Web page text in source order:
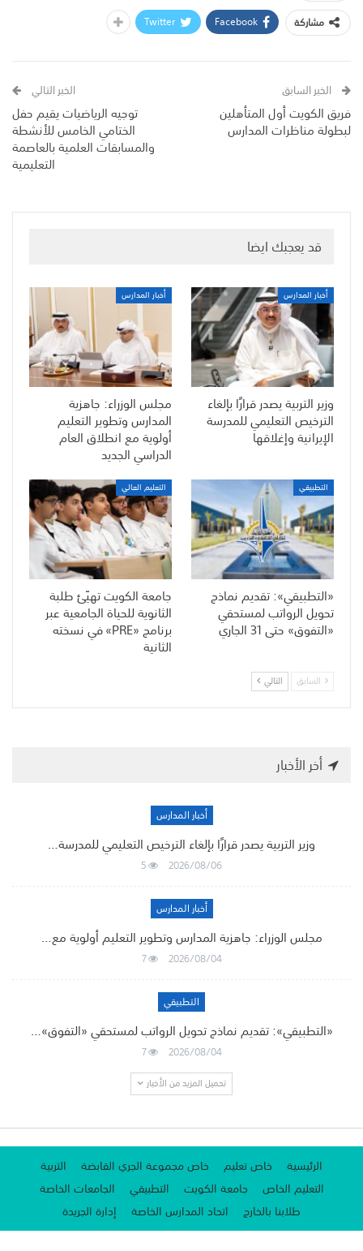
مشاركة
Facebook
Twitter
الخبر السابق
فريق الكويت أول المتأهلين
لبطولة مناظرات المدارس
الخبر التالي
توجيه الرياضيات يقيم حفل
الختامي الخامس للأنشطة
والمسابقات العلمية بالعاصمة
التعليمية
قد يعجبك ايضا
أخبار المدارس
وزير التربية يصدر قرارًا بإلغاء
الترخيص التعليمي للمدرسة
الإيرانية وإغلاقها
أخبار المدارس
مجلس الوزراء: جاهزية
المدارس وتطوير التعليم
أولوية مع انطلاق العام
الدراسي الجديد
التطبيقي
«التطبيقي»: تقديم نماذج
تحويل الرواتب لمستحقي
«التفوق» حتى 31 الجاري
التعليم العالي
جامعة الكويت تهيّئ طلبة
الثانوية للحياة الجامعية عبر
برنامج «PRE» في نسخته
الثانية
السابق التالي
أخر الأخبار
أخبار المدارس
وزير التربية يصدر قرارًا بإلغاء الترخيص التعليمي للمدرسة…
2026/08/06
5
أخبار المدارس
مجلس الوزراء: جاهزية المدارس وتطوير التعليم أولوية مع…
2026/08/04
7
التطبيقي
«التطبيقي»: تقديم نماذج تحويل الرواتب لمستحقي «التفوق»…
2026/08/04
7
تحميل المزيد من الأخبار
الرئيسية خاص تعليم خاص مجموعة الجري القابضة
التربية
التعليم الخاص
جامعة الكويت التطبيقي
الجامعات الخاصة
طلابنا بالخارج
اتحاد المدارس الخاصة إدارة الجريدة